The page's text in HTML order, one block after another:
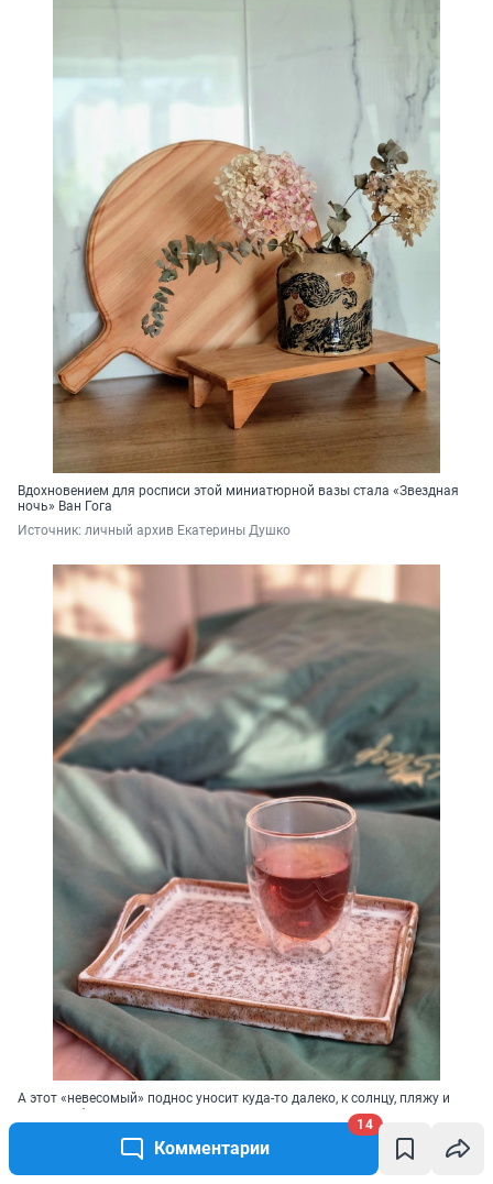
Комментарии
14
Вдохновением для росписи этой миниатюрной вазы стала «Звездная
ночь» Ван Гога
Источник: личный архив Екатерины Душко
А этот «невесомый» поднос уносит куда-то далеко, к солнцу, пляжу и
шуму прибоя
личный архив Екатерины Душко